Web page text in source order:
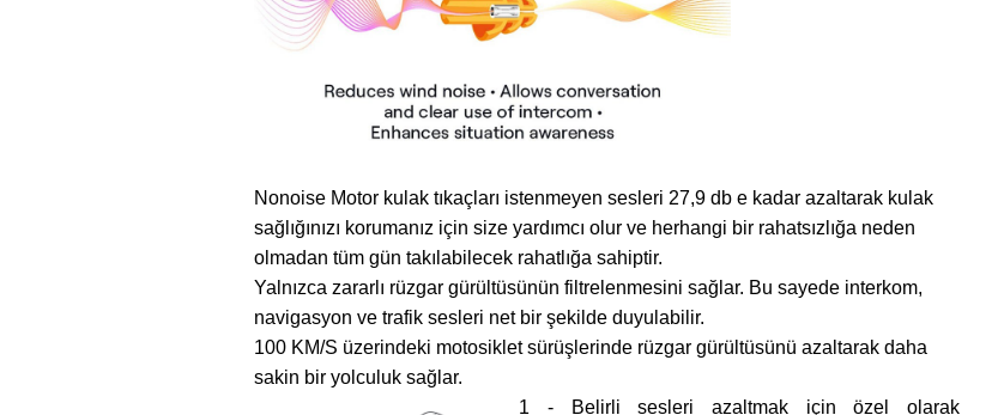
Nonoise Motor kulak tıkaçları istenmeyen sesleri 27,9 db e kadar azaltarak kulak
sağlığınızı korumanız için size yardımcı olur ve herhangi bir rahatsızlığa neden
olmadan tüm gün takılabilecek rahatlığa sahiptir.
Yalnızca zararlı rüzgar gürültüsünün filtrelenmesini sağlar. Bu sayede interkom,
navigasyon ve trafik sesleri net bir şekilde duyulabilir.
100 KM/S üzerindeki motosiklet sürüşlerinde rüzgar gürültüsünü azaltarak daha
sakin bir yolculuk sağlar.
1 - Belirli sesleri azaltmak için özel olarak